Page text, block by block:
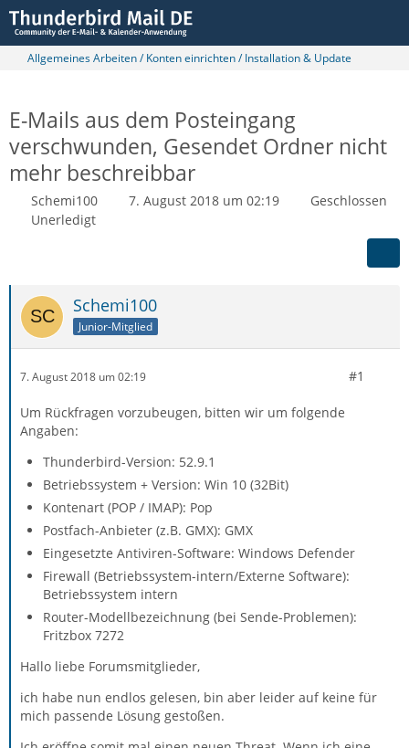
Allgemeines Arbeiten / Konten einrichten / Installation & Update
E-Mails aus dem Posteingang
verschwunden, Gesendet Ordner nicht
mehr beschreibbar
Schemi100 7. August 2018 um 02:19
Geschlossen
Unerledigt
Schemi100
Junior-Mitglied
7. August 2018 um 02:19 #1
Um Rückfragen vorzubeugen, bitten wir um folgende
Angaben:
Thunderbird-Version: 52.9.1
Betriebssystem + Version: Win 10 (32Bit)
Kontenart (POP / IMAP): Pop
Postfach-Anbieter (z.B. GMX): GMX
Eingesetzte Antiviren-Software: Windows Defender
Firewall (Betriebssystem-intern/Externe Software):
Betriebssystem intern
Router-Modellbezeichnung (bei Sende-Problemen):
Fritzbox 7272
Hallo liebe Forumsmitglieder,
ich habe nun endlos gelesen, bin aber leider auf keine für
mich passende Lösung gestoßen.